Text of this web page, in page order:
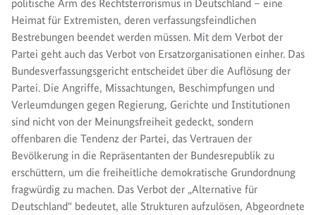
politische Arm des Rechtsterrorismus in Deutschland – eine
Heimat für Extremisten, deren verfassungsfeindlichen
Bestrebungen beendet werden müssen. Mit dem Verbot der
Partei geht auch das Verbot von Ersatzorganisationen einher. Das
Bundesverfassungsgericht entscheidet über die Auflösung der
Partei. Die Angriffe, Missachtungen, Beschimpfungen und
Verleumdungen gegen Regierung, Gerichte und Institutionen
sind nicht von der Meinungsfreiheit gedeckt, sondern
offenbaren die Tendenz der Partei, das Vertrauen der
Bevölkerung in die Repräsentanten der Bundesrepublik zu
erschüttern, um die freiheitliche demokratische Grundordnung
fragwürdig zu machen. Das Verbot der „Alternative für
Deutschland“ bedeutet, alle Strukturen aufzulösen, Abgeordnete